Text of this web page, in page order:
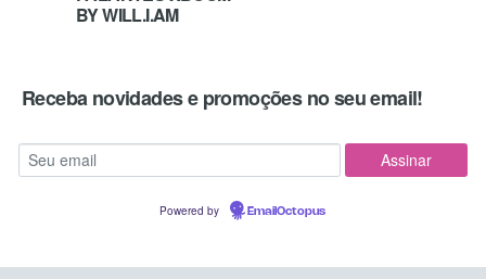
BY WILL.I.AM
Receba novidades e promoções no seu email!
Powered by EmailOctopus